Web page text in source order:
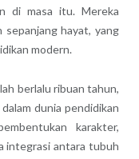
di masa itu. Mereka
sepanjang hayat, yang
modern.
berlalu ribuan tahun,
dunia pendidikan
karakter,
integrasi antara tubuh